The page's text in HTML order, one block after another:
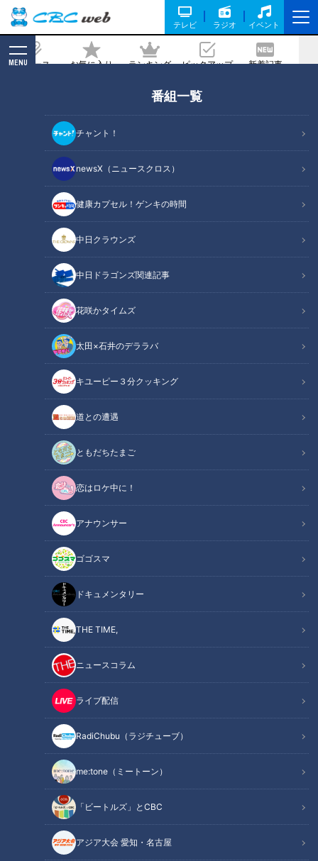
テレビ ラジオ イベント
ニュース お気に入り ランキング ピックアップ 新着記事
MENU
番組一覧
チャント！
newsX（ニュースクロス）
健康カプセル！ゲンキの時間
中日クラウンズ
中日ドラゴンズ関連記事
花咲かタイムズ
太田×石井のデララバ
キユーピー３分クッキング
道との遭遇
ともだちたまご
恋はロケ中に！
アナウンサー
ゴゴスマ
ドキュメンタリー
THE TIME,
ニュースコラム
ライブ配信
RadiChubu（ラジチューブ）
me:tone（ミートーン）
「ビートルズ」とCBC
アジア大会 愛知・名古屋
ンドオープン！東海初＆話題のグルメを
大特集！
記事に戻る
この記事の画像（全8枚）
この記事を見たあなたへのおすすめ
フランス人は菓子店「シャトレ
ーゼ」の店名に顔を赤らめる？
意！…血糖値スパイクが起きて